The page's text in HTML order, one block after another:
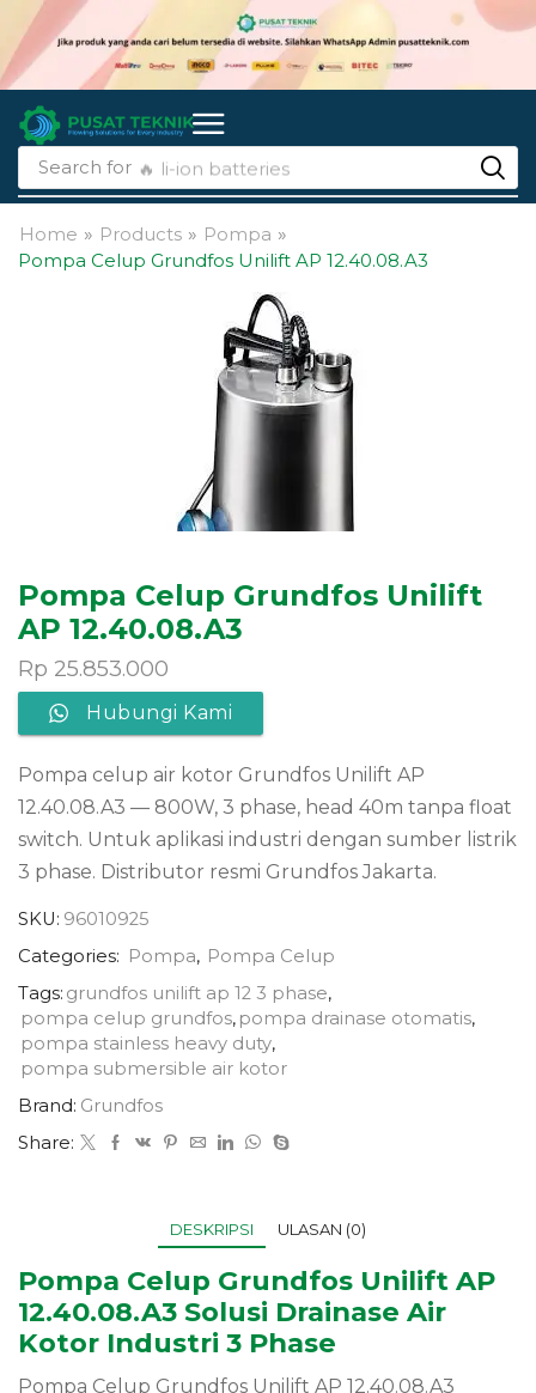
Search for 🔥 li-ion batteries
Home » Products » Pompa »
Pompa Celup Grundfos Unilift AP 12.40.08.A3
Pompa Celup Grundfos Unilift
AP 12.40.08.A3
Rp 25.853.000
Hubungi Kami
Pompa celup air kotor Grundfos Unilift AP
12.40.08.A3 — 800W, 3 phase, head 40m tanpa float
switch. Untuk aplikasi industri dengan sumber listrik
3 phase. Distributor resmi Grundfos Jakarta.
SKU: 96010925
Categories: Pompa, Pompa Celup
Tags: grundfos unilift ap 12 3 phase,
pompa celup grundfos,pompa drainase otomatis,
pompa stainless heavy duty,
pompa submersible air kotor
Brand: Grundfos
Share:
DESKRIPSI ULASAN (0)
Pompa Celup Grundfos Unilift AP
12.40.08.A3 Solusi Drainase Air
Kotor Industri 3 Phase
Pompa Celup Grundfos Unilift AP 12.40.08.A3